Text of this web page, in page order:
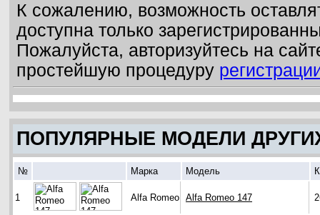
К сожалению, возможность
доступна только
Пожалуйста, авторизуйтесь на
простейшую процедуру
ПОПУЛЯРНЫЕ МОДЕЛИ
№ Марка Модель
1 Alfa Romeo Alfa Romeo 147